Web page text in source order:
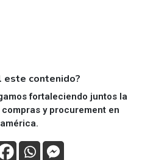
este contenido?
fortaleciendo juntos la
y procurement en